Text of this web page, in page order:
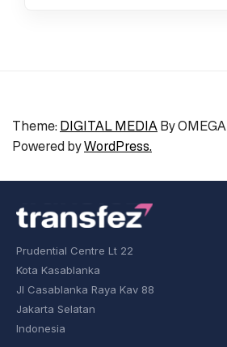
Theme: DIGITAL MEDIAByOMEGA
Powered byWordPress.
Prudential Centre Lt 22
Kota Kasablanka
Jl Casablanka Raya Kav 88
Jakarta Selatan
Indonesia